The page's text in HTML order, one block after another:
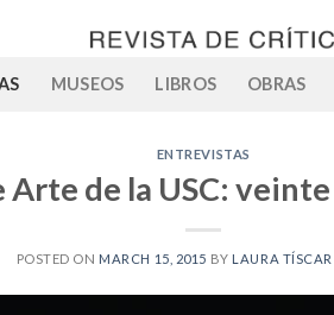
MUSEOS LIBROS OBRAS
ENTREVISTAS
Arte de la USC:
POSTED ON MARCH 15, 2015 BY LAURA